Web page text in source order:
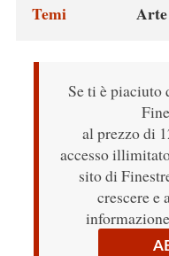
Temi
Arte
Se ti è piaciuto
al prezzo di
accesso
sito di
crescere e